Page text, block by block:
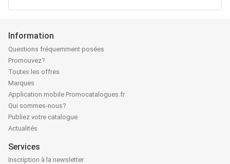
Information
Questions fréquemment posées
Promouvez?
Toutes les offres
Marques
Application mobile Promocatalogues.fr
Qui sommes-nous?
Publiez votre catalogue
Actualités
Services
Inscription à la newsletter